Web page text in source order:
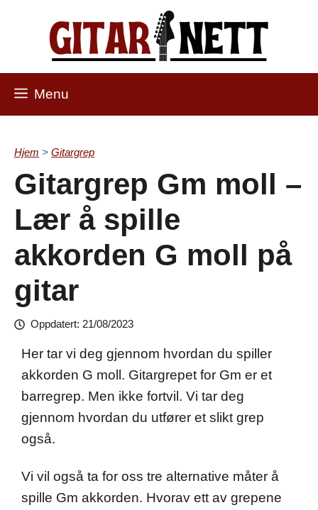
Menu
Hjem > Gitargrep
Gitargrep Gm moll –
Lær å spille
akkorden G moll på
gitar
Oppdatert: 21/08/2023
Her tar vi deg gjennom hvordan du spiller
akkorden G moll. Gitargrepet for Gm er et
barregrep. Men ikke fortvil. Vi tar deg
gjennom hvordan du utfører et slikt grep
også.
Vi vil også ta for oss tre alternative måter å
spille Gm akkorden. Hvorav ett av grepene